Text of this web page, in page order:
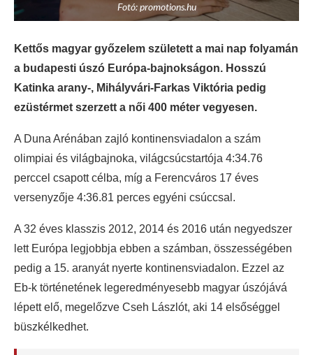
Fotó: promotions.hu
Kettős magyar győzelem született a mai nap folyamán
a budapesti úszó Európa-bajnokságon. Hosszú
Katinka arany-, Mihályvári-Farkas Viktória pedig
ezüstérmet szerzett a női 400 méter vegyesen.
A Duna Arénában zajló kontinensviadalon a szám
olimpiai és világbajnoka, világcsúcstartója 4:34.76
perccel csapott célba, míg a Ferencváros 17 éves
versenyzője 4:36.81 perces egyéni csúccsal.
A 32 éves klasszis 2012, 2014 és 2016 után negyedszer
lett Európa legjobbja ebben a számban, összességében
pedig a 15. aranyát nyerte kontinensviadalon. Ezzel az
Eb-k történetének legeredményesebb magyar úszójává
lépett elő, megelőzve Cseh Lászlót, aki 14 elsőséggel
büszkélkedhet.